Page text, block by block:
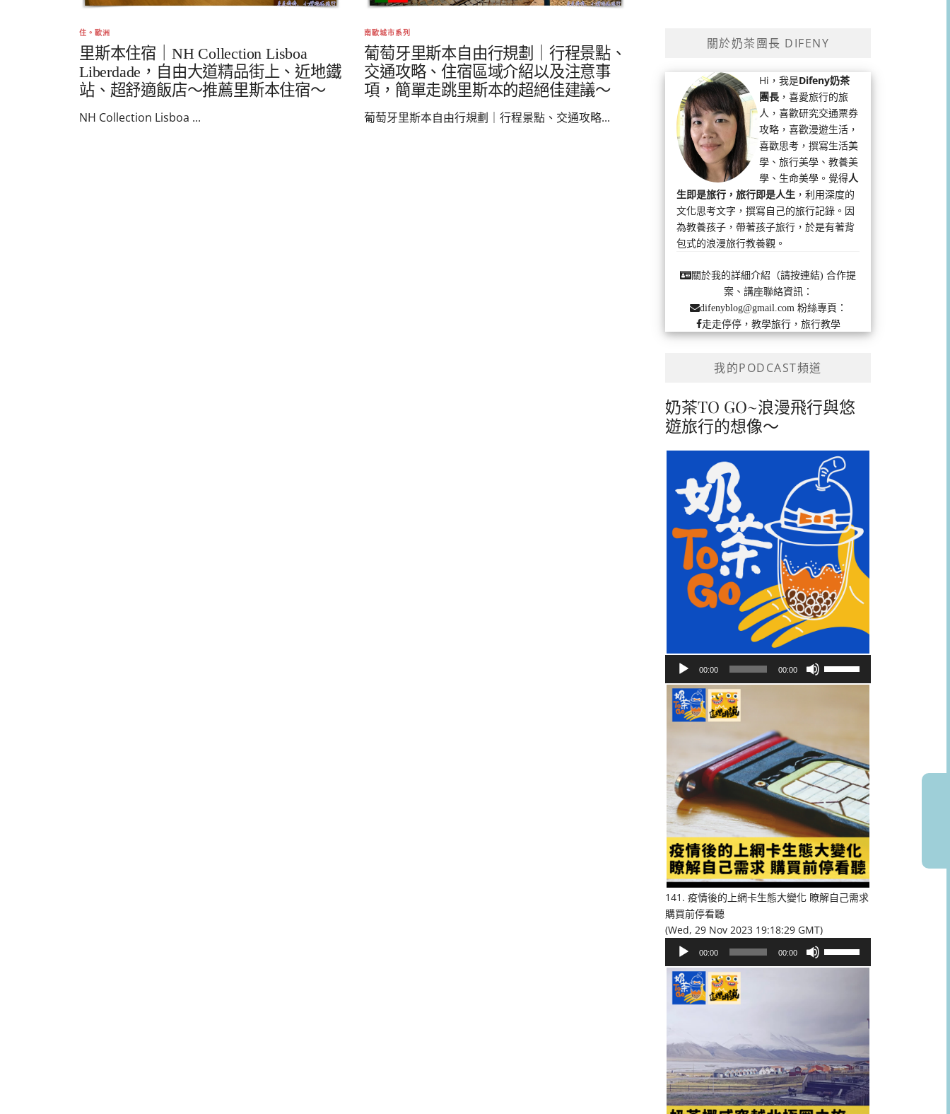
住。歐洲
里斯本住宿｜NH Collection Lisboa
Liberdade，自由大道精品街上、近地鐵
站、超舒適飯店～推薦里斯本住宿～
NH Collection Lisboa ...
南歐城市系列
葡萄牙里斯本自由行規劃｜行程景點、
交通攻略、住宿區域介紹以及注意事
項，簡單走跳里斯本的超絕佳建議～
葡萄牙里斯本自由行規劃｜行程景點、交通攻略...
關於奶茶團長 DIFENY
Hi，我是Difeny奶茶
團長 ，喜愛旅行的旅
人，喜歡研究交通票券
攻略，喜歡漫遊生活，
喜歡思考，撰寫生活美
學、旅行美學、教養美
學、生命美學。覺得人
生即是旅行，旅行即是人生 ，利用深度的
文化思考文字，撰寫自己的旅行記錄。因
為教養孩子，帶著孩子旅行，於是有著背
包式的浪漫旅行教養觀。
關於我的詳細介紹（請按連結) 合作提
案、講座聯絡資訊：
difenyblog@gmail.com粉絲專頁：
走走停停，教學旅行，旅行教學
我的PODCAST頻道
奶茶TO GO~浪漫飛行與悠
遊旅行的想像～
播
放
00:00 00:00
鍵
以
提
高
或
降
低
音
量。
141. 疫情後的上網卡生態大變化 瞭解自己需求
購買前停看聽
(Wed, 29 Nov 2023 19:18:29 GMT)
播
放
00:00 00:00
以
提
高
或